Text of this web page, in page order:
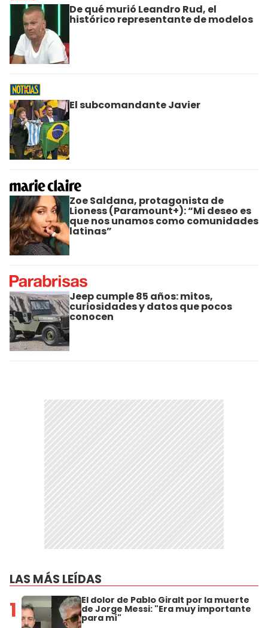
De qué murió Leandro Rud, el
histórico representante de modelos
El subcomandante Javier
Zoe Saldana, protagonista de
Lioness (Paramount+): “Mi deseo es
que nos unamos como comunidades
latinas”
Jeep cumple 85 años: mitos,
curiosidades y datos que pocos
conocen
LAS MÁS LEÍDAS
1 El dolor de Pablo Giralt por la muerte
de Jorge Messi: "Era muy importante
para mí"